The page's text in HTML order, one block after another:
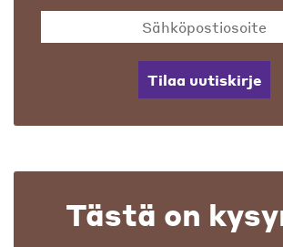
Tilaa uutiskirje
Tästä on